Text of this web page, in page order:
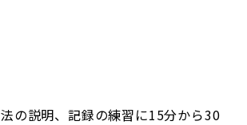
の説明、記録の練習に15分から30